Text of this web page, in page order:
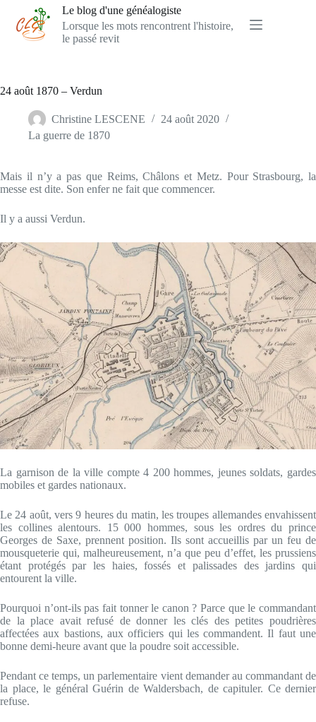
contenu
Le blog d'une généalogiste
Lorsque les mots rencontrent l'histoire,
le passé revit
24 août 1870 – Verdun
Christine LESCENE
24 août 2020
La guerre de 1870
Mais il n’y a pas que Reims, Châlons et Metz. Pour Strasbourg, la
messe est dite. Son enfer ne fait que commencer.
Il y a aussi Verdun.
La garnison de la ville compte 4 200 hommes, jeunes soldats, gardes
mobiles et gardes nationaux.
Le 24 août, vers 9 heures du matin, les troupes allemandes envahissent
les collines alentours. 15 000 hommes, sous les ordres du prince
Georges de Saxe, prennent position. Ils sont accueillis par un feu de
mousqueterie qui, malheureusement, n’a que peu d’effet, les prussiens
étant protégés par les haies, fossés et palissades des jardins qui
entourent la ville.
Pourquoi n’ont-ils pas fait tonner le canon ? Parce que le commandant
de la place avait refusé de donner les clés des petites poudrières
affectées aux bastions, aux officiers qui les commandent. Il faut une
bonne demi-heure avant que la poudre soit accessible.
Pendant ce temps, un parlementaire vient demander au commandant de
la place, le général Guérin de Waldersbach, de capituler. Ce dernier
refuse.